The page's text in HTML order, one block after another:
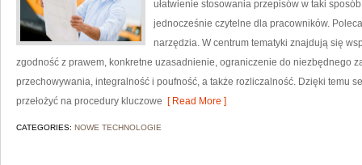
ułatwienie stosowania przepisów w taki
jednocześnie czytelne dla pracowników.
narzędzia. W centrum tematyki znajdują się
zgodność z prawem, konkretne uzasadnienie, ograniczenie do niezbędnego
przechowywania, integralność i poufność, a także rozliczalność. Dzięki temu
przełożyć na procedury kluczowe [ Read More ]
CATEGORIES: NOWE TECHNOLOGIE